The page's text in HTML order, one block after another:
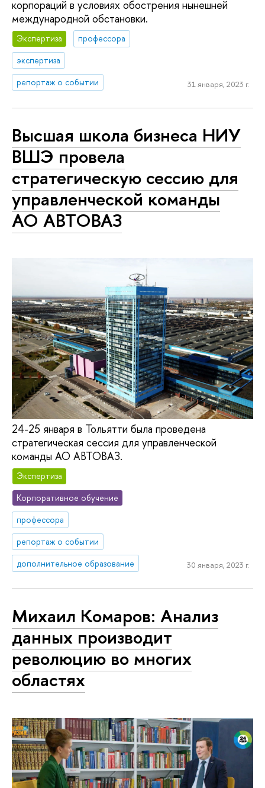
корпораций в условиях обострения нынешней
международной обстановки.
Экспертиза
профессора
экспертиза
репортаж о событии
31 января, 2023 г.
Высшая школа бизнеса НИУ
ВШЭ провела
стратегическую сессию для
управленческой команды
АО АВТОВАЗ
24-25 января в Тольятти была проведена
стратегическая сессия для управленческой
команды АО АВТОВАЗ.
Экспертиза
Корпоративное обучение
профессора
репортаж о событии
дополнительное образование
30 января, 2023 г.
Михаил Комаров: Анализ
данных производит
революцию во многих
областях